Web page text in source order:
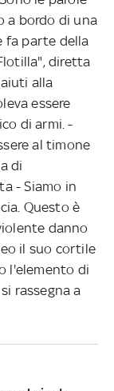
a bordo di una
fa parte della
diretta
alla
essere
di armi. -
al timone
di
- Siamo in
Questo è
danno
il suo cortile
l'elemento di
rassegna a